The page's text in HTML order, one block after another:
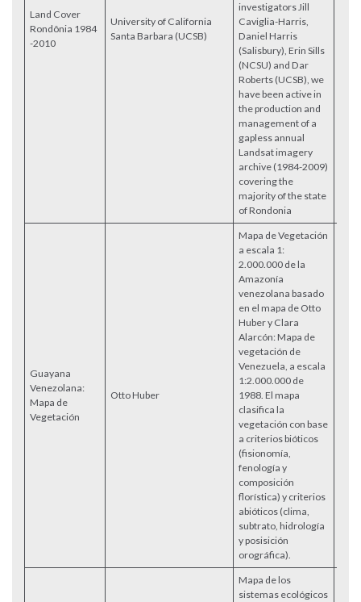
Land Cover
Rondônia 1984
-2010
University of California
Santa Barbara (UCSB)
investigators Jill
Caviglia-Harris,
Daniel Harris
(Salisbury), Erin Sills
(NCSU) and Dar
Roberts (UCSB), we
have been active in
the production and
management of a
gapless annual
Landsat imagery
archive (1984-2009)
covering the
majority of the state
of Rondonia
Guayana
Venezolana:
Mapa de
Vegetación
Otto Huber
Mapa de Vegetación
a escala 1:
2.000.000 de la
Amazonía
venezolana basado
en el mapa de Otto
Huber y Clara
Alarcón: Mapa de
vegetación de
Venezuela, a escala
1:2.000.000 de
1988. El mapa
clasifica la
vegetación con base
a criterios bióticos
(fisionomía,
fenología y
composición
florística) y criterios
abióticos (clima,
subtrato, hidrología
y posisición
orográfica).
Mapa de los
sistemas ecológicos